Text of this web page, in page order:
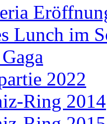
Lunch im
2022
Ring 2014